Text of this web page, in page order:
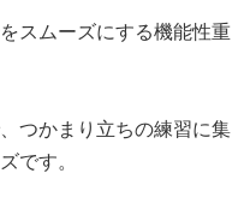
スムーズにする機能性重
つかまり立ちの練習に集
です。